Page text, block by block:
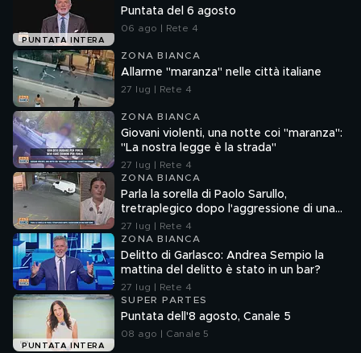
PUNTATA INTERA
Puntata del 6 agosto
06 ago | Rete 4
ZONA BIANCA
Allarme "maranza" nelle città italiane
27 lug | Rete 4
ZONA BIANCA
Giovani violenti, una notte coi "maranza":
"La nostra legge è la strada"
27 lug | Rete 4
ZONA BIANCA
Parla la sorella di Paolo Sarullo,
tretraplegico dopo l'aggressione di una
baby gang
27 lug | Rete 4
ZONA BIANCA
Delitto di Garlasco: Andrea Sempio la
mattina del delitto è stato in un bar?
27 lug | Rete 4
PUNTATA INTERA
SUPER PARTES
Puntata dell'8 agosto, Canale 5
08 ago | Canale 5